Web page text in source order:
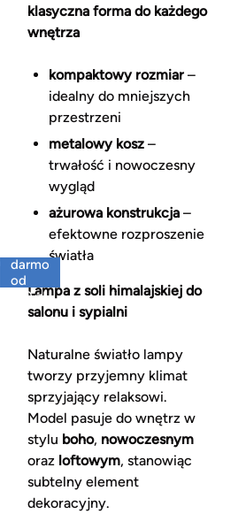
darmo
od
150 zł
klasyczna forma do każdego
wnętrza
kompaktowy rozmiar–
idealny do mniejszych
przestrzeni
metalowy kosz–
trwałość i nowoczesny
wygląd
ażurowa konstrukcja–
efektowne rozproszenie
światła
Lampa z soli himalajskiej do
salonu i sypialni
Naturalne światło lampy
tworzy przyjemny klimat
sprzyjający relaksowi.
Model pasuje do wnętrz w
stylu boho, nowoczesnym
oraz loftowym, stanowiąc
subtelny element
dekoracyjny.